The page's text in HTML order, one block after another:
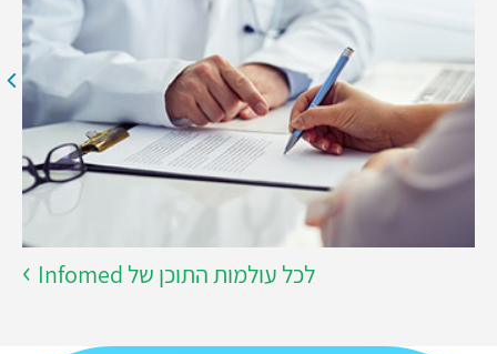
לכל עולמות התוכן של Infomed